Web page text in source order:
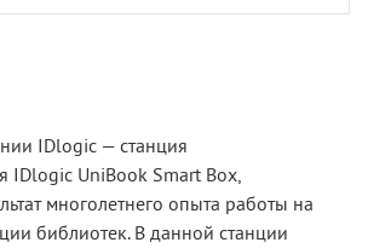
IDlogic — cтанция
IDlogic UniBook Smart Box,
многолетнего опыта работы на
библиотек. В данной станции